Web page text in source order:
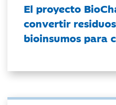
El proyecto
convertir
bioinsumos para